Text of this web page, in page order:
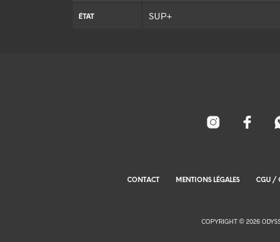
ÉTAT SUP+
CONTACT MENTIONS LÉGALES CGU /
COPYRIGHT © 2026